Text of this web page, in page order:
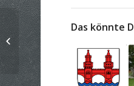
Das könnte
mog 61 Miteinander
ohne Grenzen e. V.